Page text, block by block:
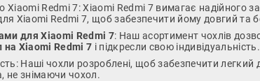
Xiaomi Redmi 7: Xiaomi Redmi 7 вимагає надійного
Xiaomi Redmi 7, щоб забезпечити йому довгий та
для Xiaomi Redmi 7: Наш асортимент чохлів
на Xiaomi Redmi 7 і підкресли свою індивідуальність.
Наші чохли розроблені, щоб забезпечити
не знімаючи чохол.